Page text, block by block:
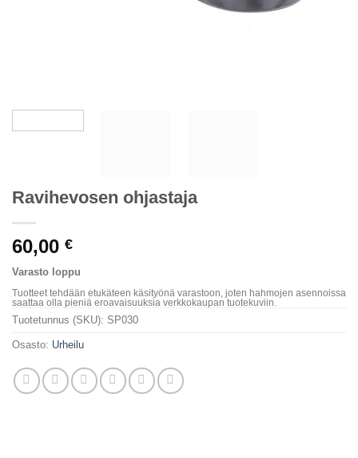
Ravihevosen ohjastaja
60,00 €
Varasto loppu
Tuotteet tehdään etukäteen käsityönä varastoon, joten hahmojen asennoissa
saattaa olla pieniä eroavaisuuksia verkkokaupan tuotekuviin.
Tuotetunnus (SKU): SP030
Osasto: Urheilu